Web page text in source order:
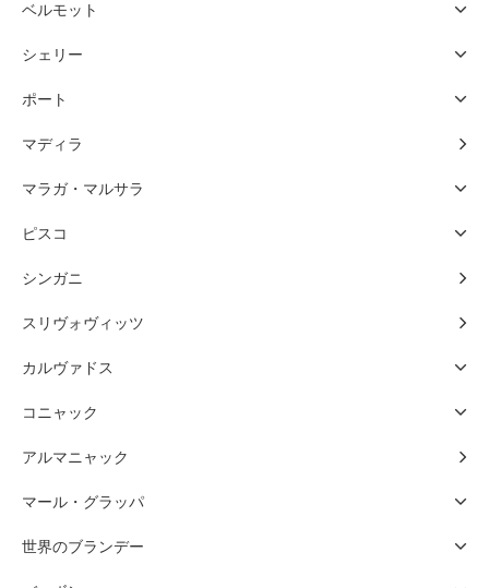
ベルモット
シェリー
ポート
マディラ
マラガ・マルサラ
ピスコ
シンガニ
スリヴォヴィッツ
カルヴァドス
コニャック
アルマニャック
マール・グラッパ
世界のブランデー